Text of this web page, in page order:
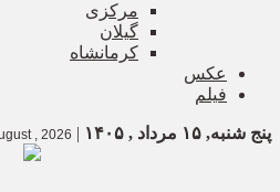
مرکزی
گیلان
کرمانشاه
عکس
فیلم
پنج شنبه, ۱۵ مرداد , ۱۴۰۵ |
, 2026